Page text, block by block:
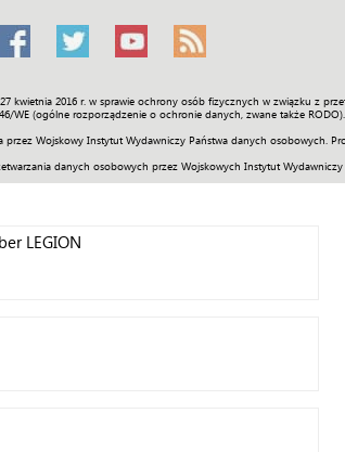
kwietnia 2016 r. w sprawie ochrony osób fizycznych w związku z
WE (ogólne rozporządzenie o ochronie danych, zwane także RODO).
Wojskowy Instytut Wydawniczy Państwa danych osobowych.
danych osobowych przez Wojskowych Instytut Wydawniczy
Sport Historia Galerie Wideo
LEGION